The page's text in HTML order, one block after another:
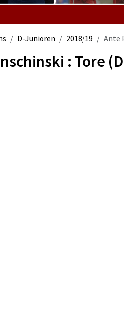
D-Junioren 2018/19 Ante
: Tore